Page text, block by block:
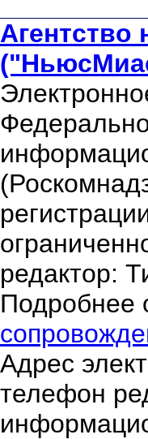
редактор:
Подробнее
Адрес
телефон